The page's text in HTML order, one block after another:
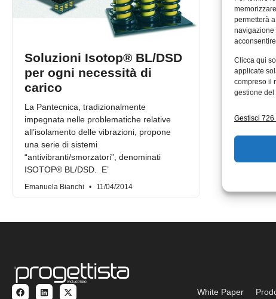
permetterà
navigazione
Clicca qui
applicate
compreso il
gestione del
Gestisci 726
Soluzioni Isotop® BL/DSD
per ogni necessità di
carico
La Pantecnica, tradizionalmente
impegnata nelle problematiche relative
all’isolamento delle vibrazioni, propone
una serie di sistemi
“antivibranti/smorzatori”, denominati
ISOTOP® BL/DSD. E’
Emanuela Bianchi 11/04/2014
White Paper